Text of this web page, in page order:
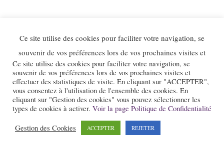
Le site et la newsletter Jazz-Rhone-Alpes.com sont édités par l’association
« Loi 1901 » « Jazz en Rhône-Alpes » qui a pour objet la promotion du
jazz dans notre région.
Ce site utilise des cookies pour faciliter votre navigation, se
souvenir de vos préférences lors de vos prochaines visites et
Ce site utilise des cookies pour faciliter votre navigation, se
souvenir de vos préférences lors de vos prochaines visites et
effectuer des statistiques de visite. En cliquant sur "ACCEPTER",
vous consentez à l'utilisation de l'ensemble des cookies. En
cliquant sur "Gestion des cookies" vous pouvez sélectionner les
types de cookies à activer. Voir la page Politique de Confidentialité
Gestion des Cookies ACCEPTER REJETER